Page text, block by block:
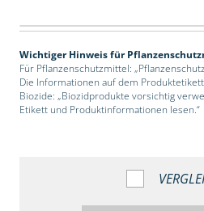
Wichtiger Hinweis für
Für Pflanzenschutzmittel:
Die Informationen auf dem
Biozide: „Biozidprodukte vorsichtig
Etikett und Produktinformationen lesen.“